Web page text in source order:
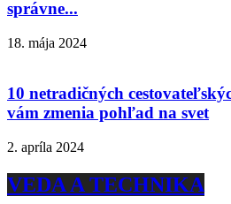
správne...
18. mája 2024
10 netradičných
vám zmenia pohľad na svet
2. apríla 2024
VEDA A TECHNIKA